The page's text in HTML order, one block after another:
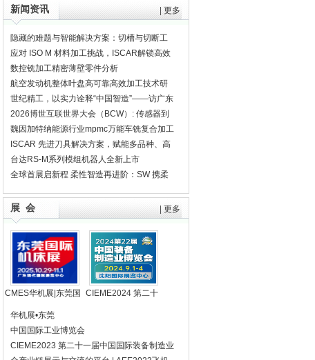
新闻资讯 更多
隐藏的难题与智能解决方案：切槽与切断工
具的演进
应对 ISO M 材料加工挑战，ISCAR解锁高效
加工密码
数控铣加工精密薄壁零件分析
航空发动机整体叶盘高可靠高效加工技术研
究
世纪精工，以实力诠释“中国智造”——访广东
创世纪智能装备集团股份有限公司副总裁罗
育银先生
2026博世互联世界大会（BCW）: 传感器到
系统解决方案，博世持续推进自动化与机器
人技术创新
魏因加特纳能源行业mpmc万能车铣复合加工
解决方案
ISCAR 先进刀具解决方案，赋能多品种、高
精度制造
台达RS-M系列模组机器人全新上市
全球首展启新程 柔性智造再进阶：SW 携柔
征程
展 会 更多
CMES华机展|东莞国
CIEME2024 第二十
华机展•东莞
中国国际工业博览会
CIEME2023 第二十一届中国国际装备制造业